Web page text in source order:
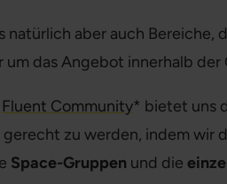
aber auch Bereiche,
um das Angebot innerhalb
Fluent Community* bietet uns
zu werden, indem wir
Space-Gruppen und die